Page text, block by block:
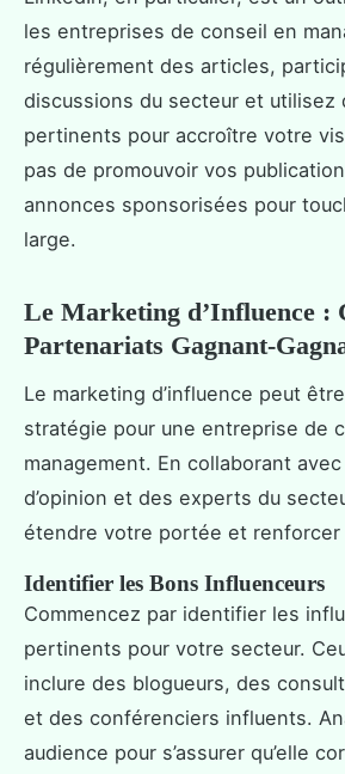
les entreprises de conseil en
régulièrement des articles,
discussions du secteur et utilisez
pertinents pour accroître votre
pas de promouvoir vos
annonces sponsorisées pour
large.
Le Marketing d’Influence :
Partenariats Gagnant-
Le marketing d’influence peut
stratégie pour une entreprise de
management. En collaborant
d’opinion et des experts du
étendre votre portée et renforcer
Identifier les Bons Influenceurs
Commencez par identifier les
pertinents pour votre secteur.
inclure des blogueurs, des
et des conférenciers influents.
audience pour s’assurer qu’elle